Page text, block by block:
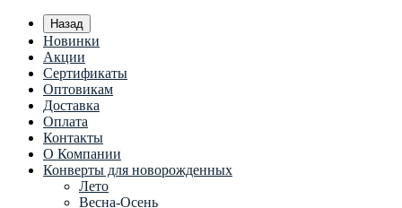
Назад
Новинки
Акции
Сертификаты
Оптовикам
Доставка
Оплата
Контакты
О Компании
Конверты для новорожденных
Лето
Весна-Осень